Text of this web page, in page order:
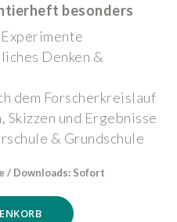
besonders
Denken &
dem Forscherkreislauf
und Ergebnisse
& Grundschule
/ Downloads: Sofort